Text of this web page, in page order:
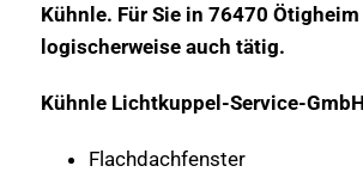
Kühnle. Für Sie in 76470
logischerweise auch tätig.
Kühnle Lichtkuppel-Service-
Flachdachfenster